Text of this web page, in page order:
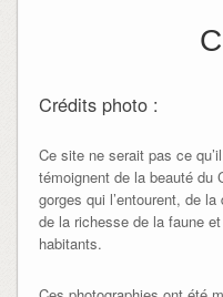
Crédits photo :
Ce site ne serait pas ce
témoignent de la beauté du
gorges qui l’entourent, de
de la richesse de la faune
habitants.